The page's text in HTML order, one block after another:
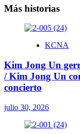
entradas
Más historias
KCNA
Kim Jong Un
/ Kim Jong Un
concierto
julio 30, 2026